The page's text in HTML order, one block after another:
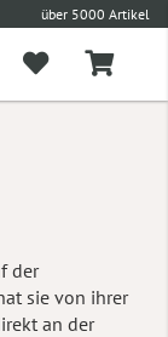
über 5000 Artikel
der
sie von ihrer
an der